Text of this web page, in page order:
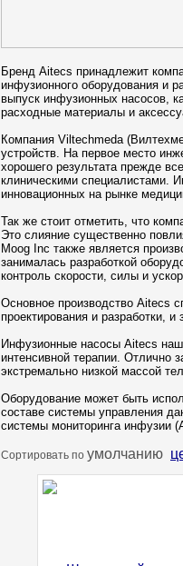
Бренд Aitecs принадлежит
инфузионного оборудования и
выпуск инфузионных насосов,
расходные материалы и
Компания Viltechmeda
устройств. На первое место
хорошего результата прежде
клиническими специалистами.
инновационных на рынке
Так же стоит отметить, что
Это слияние существенно
Moog Inc также является
занималась разработкой
контроль скорости, силы и
Основное производство Aitecs
проектирования и разработки, и
Инфузионные насосы Aitecs
интенсивной терапии. Отлично
экстремально низкой массой
Оборудование может быть
составе системы управления
системы мониторинга инфузии
Сортировать по умолчанию